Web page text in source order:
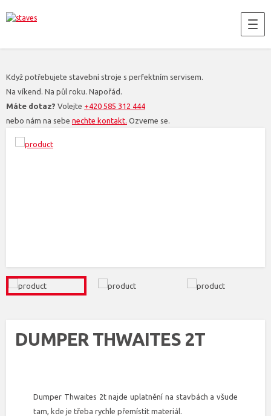
Když potřebujete stavební stroje s perfektním servisem.
Na víkend. Na půl roku. Napořád.
Máte dotaz? Volejte +420 585 312 444
nebo nám na sebe nechte kontakt. Ozveme se.
DUMPER THWAITES 2T
Dumper Thwaites 2t najde uplatnění na stavbách a všude
tam, kde je třeba rychle přemístit materiál.